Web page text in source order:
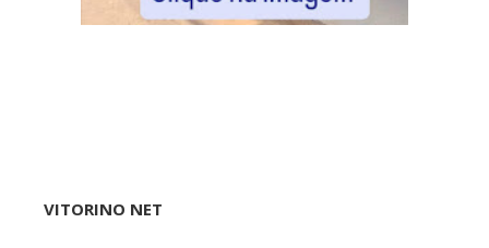
VITORINO NET